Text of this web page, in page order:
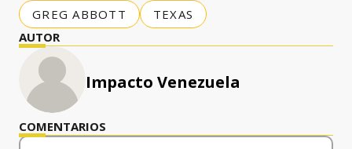
GREG ABBOTT
TEXAS
AUTOR
Impacto Venezuela
COMENTARIOS